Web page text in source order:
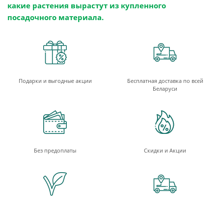
какие растения вырастут из купленного
посадочного материала.
Подарки и выгодные акции
Бесплатная доставка по всей
Беларуси
Без предоплаты Скидки и Акции